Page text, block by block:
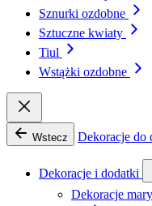
Sznurki ozdobne
Sztuczne kwiaty
Tiul
Wstążki ozdobne
Wstecz Dekoracje do
Dekoracje i dodatki
Dekoracje